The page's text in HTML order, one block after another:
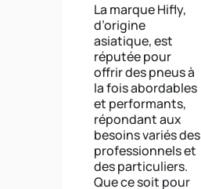
La marque Hifly,
d’origine
asiatique, est
réputée pour
offrir des pneus à
la fois abordables
et performants,
répondant aux
besoins variés des
professionnels et
des particuliers.
Que ce soit pour